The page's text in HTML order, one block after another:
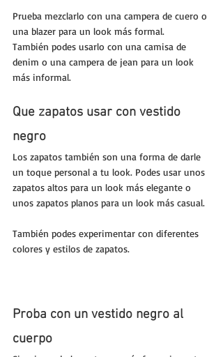
Prueba mezclarlo con una campera de cuero o
una blazer para un look más formal.
También podes usarlo con una camisa de
denim o una campera de jean para un look
más informal.
Que zapatos usar con vestido
negro
Los zapatos también son una forma de darle
un toque personal a tu look. Podes usar unos
zapatos altos para un look más elegante o
unos zapatos planos para un look más casual.
También podes experimentar con diferentes
colores y estilos de zapatos.
Proba con un vestido negro al
cuerpo